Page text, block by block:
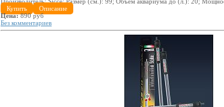
Купить
Описание
Цена:890 руб
Без комментариев